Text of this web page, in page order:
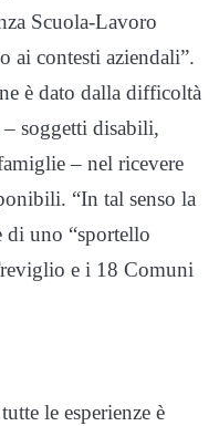
Scuola-Lavoro
ai contesti aziendali”.
è dato dalla difficoltà
soggetti disabili,
– nel ricevere
“In tal senso la
di uno “sportello
e i 18 Comuni
le esperienze è